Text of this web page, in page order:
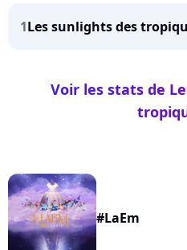
1Les sunlights des
Voir les stats de
#LaEm